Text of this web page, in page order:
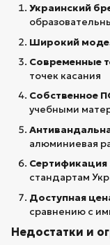
Украинский
Широкий
Современные
точек касания
Собственное
учебными
алюминиевая
Сертификация
стандартам
Доступная
сравнению с
Недостатки и